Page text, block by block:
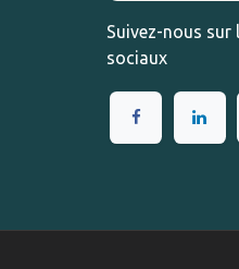
Suivez-nous sur
sociaux